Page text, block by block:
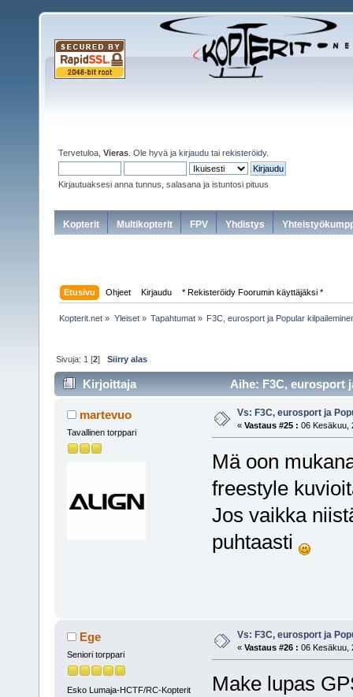
Tervetuloa, Vieras . Ole hyvä ja kirjaudu tai rekisteröidy.
Kirjautuaksesi anna tunnus, salasana ja istuntosi pituus
Kopterit Multikopterit FPV Yhdistys
Etusivu Ohjeet Kirjaudu * Rekisteröidy Foorumin käyttäjäksi *
Kopterit.net » Yleiset» Tapahtumat» F3C, eurosport ja Popular
Sivuja: 1 [2]Siirry alas
Kirjoittaja Aihe: F3C, eurosport
martevuo
Tavallinen torppari
Vs: F3C, eurosport ja
« Vastaus #25 : 06 Kesäkuu,
Mä oon
freestyle
Jos vaikka
puhtaasti
Ege
Seniori torppari
Esko Lumaja-HCTF/RC-Kopterit
Vs: F3C, eurosport ja
« Vastaus #26 : 06 Kesäkuu,
Make lupas